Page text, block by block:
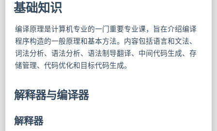
基础知识
编译原理是计算机专业的一门重要专业课，旨在介绍编译
程序构造的一般原理和基本方法。内容包括语言和文法、
词法分析、语法分析、语法制导翻译、中间代码生成、存
储管理、代码优化和目标代码生成。
解释器与编译器
解释器